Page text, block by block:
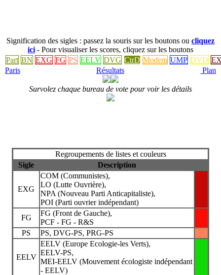
Signification des sigles : passez la souris sur les boutons ou cliquez
ici - Pour visualiser les scores, cliquez sur les boutons
Part BN EXG FG PS EELV DVG CtrD Modem UMP DVD
Paris
Résultats Plan
Survolez chaque bureau de vote pour voir les détails
Regroupements de listes et couleurs
Sigle
Description
EXG
COM (Communistes),
LO (Lutte Ouvrière),
NPA (Nouveau Parti Anticapitaliste),
POI (Parti ouvrier indépendant)
FG
FG (Front de Gauche),
PCF - FG - R&S
PS
PS, DVG-PS, PRG-PS
EELV
EELV (Europe Ecologie-les Verts),
EELV-PS,
MEI-EELV (Mouvement écologiste indépendant
- EELV)